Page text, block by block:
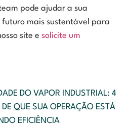
pode ajudar a sua
mais sustentável para
site e solicite um
DO VAPOR INDUSTRIAL: 4
QUE SUA OPERAÇÃO ESTÁ
EFICIÊNCIA